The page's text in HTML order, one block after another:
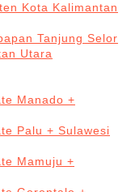
Kota Kalimantan
Tanjung Selor
Utara
Manado +
Palu + Sulawesi
Mamuju +